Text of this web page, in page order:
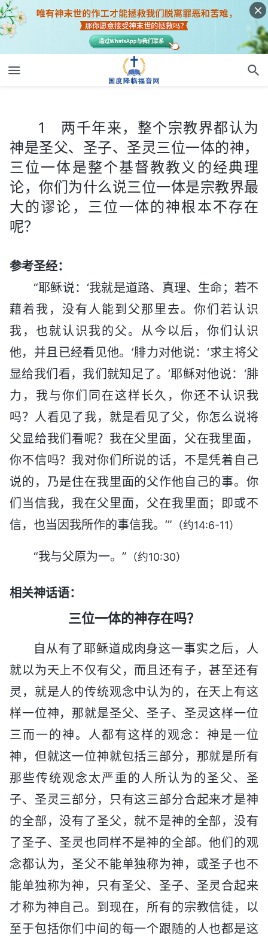
1 两千年来，整个宗教界都认为
神是圣父、圣子、圣灵三位一体的神，
三位一体是整个基督教教义的经典理
论，你们为什么说三位一体是宗教界最
大的谬论，三位一体的神根本不存在
呢？
参考圣经：
“耶稣说：‘我就是道路、真理、生命；若不
藉着我，没有人能到父那里去。你们若认识
我，也就认识我的父。从今以后，你们认识
他，并且已经看见他。’腓力对他说：‘求主将父
显给我们看，我们就知足了。’耶稣对他说：‘腓
力，我与你们同在这样长久，你还不认识我
吗？人看见了我，就是看见了父，你怎么说将
父显给我们看呢？我在父里面，父在我里面，
你不信吗？我对你们所说的话，不是凭着自己
说的，乃是住在我里面的父作他自己的事。你
们当信我，我在父里面，父在我里面；即或不
信，也当因我所作的事信我。’” （约14:6-11）
“我与父原为一。” （约10:30）
相关神话语：
三位一体的神存在吗？
自从有了耶稣道成肉身这一事实之后，人
就以为天上不仅有父，而且还有子，甚至还有
灵，就是人的传统观念中认为的，在天上有这
样一位神，那就是圣父、圣子、圣灵这样一位
三而一的神。人都有这样的观念：神是一位
神，但就这一位神就包括三部分，那就是所有
那些传统观念太严重的人所认为的圣父、圣
子、圣灵三部分，只有这三部分合起来才是神
的全部，没有了圣父，就不是神的全部，没有
了圣子、圣灵也同样不是神的全部。他们的观
念都认为，圣父不能单独称为神，或圣子也不
能单独称为神，只有圣父、圣子、圣灵合起来
才称为神自己。到现在，所有的宗教信徒，以
至于包括你们中间的每一个跟随的人也都是这